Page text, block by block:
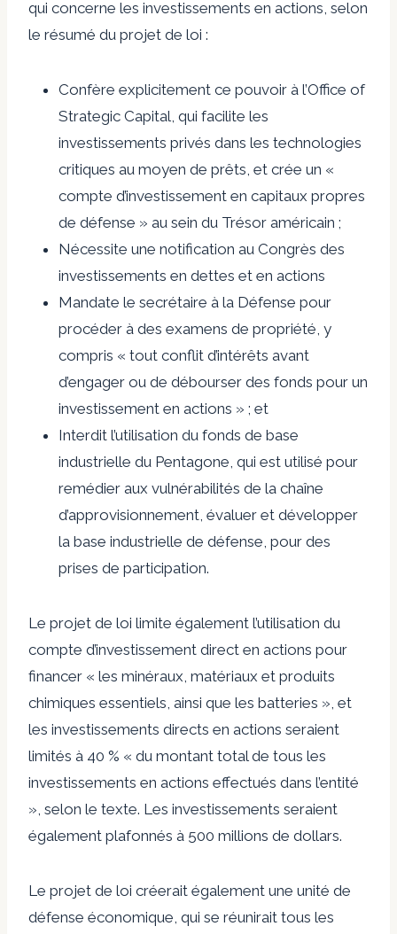
qui concerne les investissements en actions, selon
le résumé du projet de loi :
Confère explicitement ce pouvoir à l’Office of
Strategic Capital, qui facilite les
investissements privés dans les technologies
critiques au moyen de prêts, et crée un «
compte d’investissement en capitaux propres
de défense » au sein du Trésor américain ;
Nécessite une notification au Congrès des
investissements en dettes et en actions
Mandate le secrétaire à la Défense pour
procéder à des examens de propriété, y
compris « tout conflit d’intérêts avant
d’engager ou de débourser des fonds pour un
investissement en actions » ; et
Interdit l’utilisation du fonds de base
industrielle du Pentagone, qui est utilisé pour
remédier aux vulnérabilités de la chaîne
d’approvisionnement, évaluer et développer
la base industrielle de défense, pour des
prises de participation.
Le projet de loi limite également l’utilisation du
compte d’investissement direct en actions pour
financer « les minéraux, matériaux et produits
chimiques essentiels, ainsi que les batteries », et
les investissements directs en actions seraient
limités à 40 % « du montant total de tous les
investissements en actions effectués dans l’entité
», selon le texte. Les investissements seraient
également plafonnés à 500 millions de dollars.
Le projet de loi créerait également une unité de
défense économique, qui se réunirait tous les